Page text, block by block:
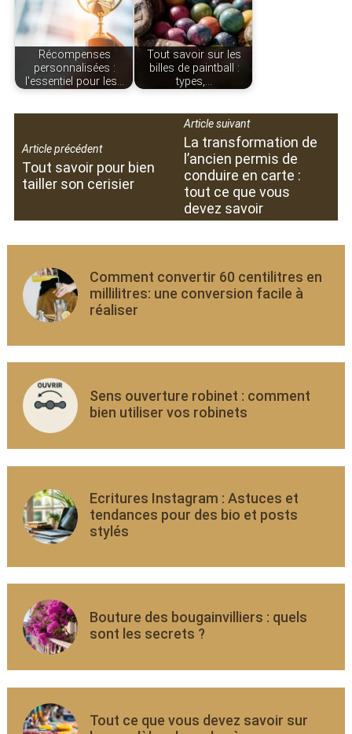
Récompenses
personnalisées :
l'essentiel pour les…
Tout savoir sur les
billes de paintball :
types,…
Article précédent
Tout savoir pour bien
tailler son cerisier
Article suivant
La transformation de
l’ancien permis de
conduire en carte :
tout ce que vous
devez savoir
Comment convertir 60 centilitres en
millilitres: une conversion facile à
réaliser
Sens ouverture robinet : comment
bien utiliser vos robinets
Ecritures Instagram : Astuces et
tendances pour des bio et posts
stylés
Bouture des bougainvilliers : quels
sont les secrets ?
Tout ce que vous devez savoir sur